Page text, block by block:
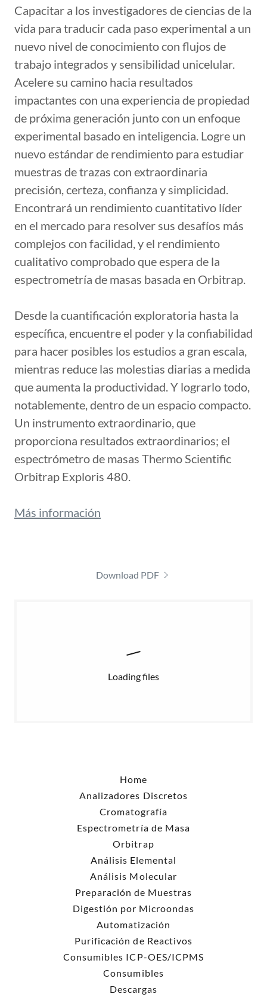
Capacitar a los investigadores de ciencias de la
vida para traducir cada paso experimental a un
nuevo nivel de conocimiento con flujos de
trabajo integrados y sensibilidad unicelular.
Acelere su camino hacia resultados
impactantes con una experiencia de propiedad
de próxima generación junto con un enfoque
experimental basado en inteligencia. Logre un
nuevo estándar de rendimiento para estudiar
muestras de trazas con extraordinaria
precisión, certeza, confianza y simplicidad.
Encontrará un rendimiento cuantitativo líder
en el mercado para resolver sus desafíos más
complejos con facilidad, y el rendimiento
cualitativo comprobado que espera de la
espectrometría de masas basada en Orbitrap.
Desde la cuantificación exploratoria hasta la
específica, encuentre el poder y la confiabilidad
para hacer posibles los estudios a gran escala,
mientras reduce las molestias diarias a medida
que aumenta la productividad. Y lograrlo todo,
notablemente, dentro de un espacio compacto.
Un instrumento extraordinario, que
proporciona resultados extraordinarios; el
espectrómetro de masas Thermo Scientific
Orbitrap Exploris 480.
Más información
Download PDF
Loading files
Home
Analizadores Discretos
Cromatografía
Espectrometría de Masa
Orbitrap
Análisis Elemental
Análisis Molecular
Preparación de Muestras
Digestión por Microondas
Automatización
Purificación de Reactivos
Consumibles ICP-OES/ICPMS
Consumibles
Descargas